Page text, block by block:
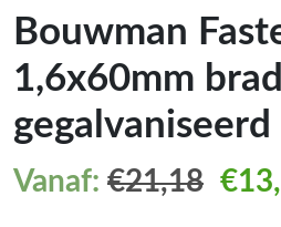
Bouwman
1,6x60mm
gegalvaniseerd
Vanaf: €21,18 €